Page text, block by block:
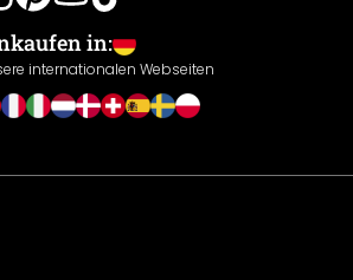
in:
internationalen Webseiten